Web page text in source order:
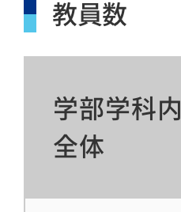
教員数
学部学科内
全体